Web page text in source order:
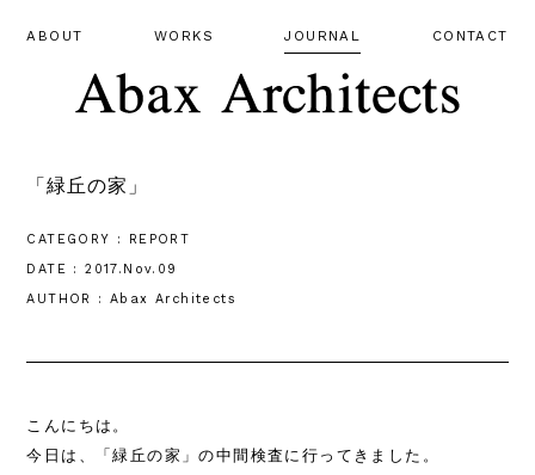
ABOUT WORKS JOURNAL CONTACT
「緑丘の家」
CATEGORY : REPORT
DATE : 2017.Nov.09
AUTHOR : Abax Architects
こんにちは。
今日は、「緑丘の家」の中間検査に行ってきました。